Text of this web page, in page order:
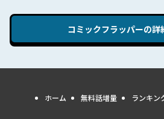
コミックフラッパーの詳
ホーム 無料話増量 ランキン